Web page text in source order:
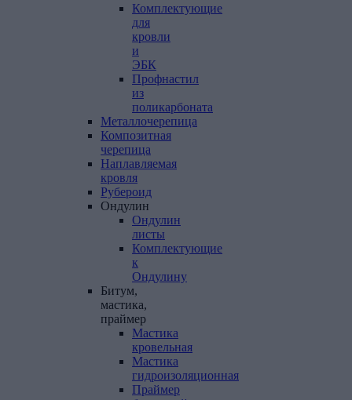
Комплектующие
для
кровли
и
ЭБК
Профнастил
из
поликарбоната
Металлочерепица
Композитная
черепица
Наплавляемая
кровля
Рубероид
Ондулин
Ондулин
листы
Комплектующие
к
Ондулину
Битум,
мастика,
праймер
Мастика
кровельная
Мастика
гидроизоляционная
Праймер